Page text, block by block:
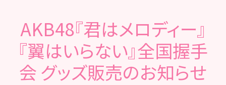
AKB48『君はメロディー』
『翼はいらない』全国握手
会 グッズ販売のお知らせ